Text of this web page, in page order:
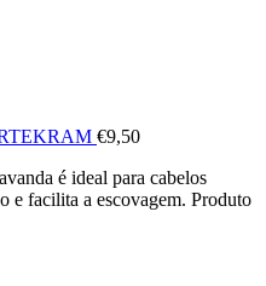
€9,50
é ideal para cabelos
e facilita a escovagem. Produto